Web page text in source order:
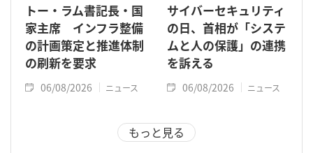
トー・ラム書記長・国
家主席 インフラ整備
の計画策定と推進体制
の刷新を要求
06/08/2026 ニュース
サイバーセキュリティ
の日、首相が「システ
ムと人の保護」の連携
を訴える
06/08/2026 ニュース
もっと見る